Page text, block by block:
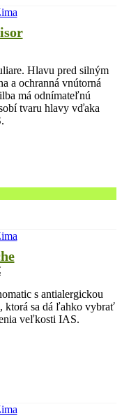
Hlavu pred silným
a ochranná vnútorná
má odnímateľnú
tvaru hlavy vďaka
s antialergickou
ktorá sa dá ľahko vybrať
veľkosti IAS.